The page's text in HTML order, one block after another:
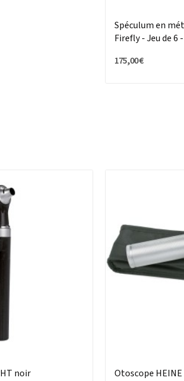
Spéculum en
Firefly - Jeu de 6
175,00 €
noir Otoscope HEINE